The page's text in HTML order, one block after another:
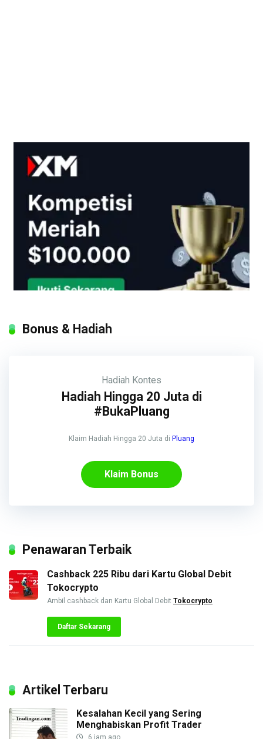
Bonus & Hadiah
Hadiah Kontes
Hadiah Hingga 20 Juta di
#BukaPluang
Klaim Hadiah Hingga 20 Juta di Pluang
Klaim Bonus
Penawaran Terbaik
Cashback 225 Ribu dari Kartu Global Debit
Tokocrypto
Ambil cashback dan Kartu Global Debit Tokocrypto
Daftar Sekarang
Artikel Terbaru
Kesalahan Kecil yang Sering
Menghabiskan Profit Trader
6 jam ago